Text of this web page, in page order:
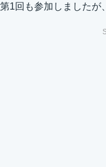
第1回も参加しましたが